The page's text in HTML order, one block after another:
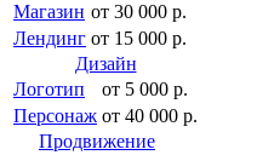
Магазин от 30 000 р.
Лендинг от 15 000 р.
Дизайн
Логотип
от 5 000 р.
Персонаж от 40 000 р.
Продвижение